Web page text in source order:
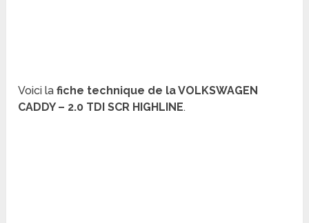
Voici la fiche technique de la VOLKSWAGEN
CADDY – 2.0 TDI SCR HIGHLINE.